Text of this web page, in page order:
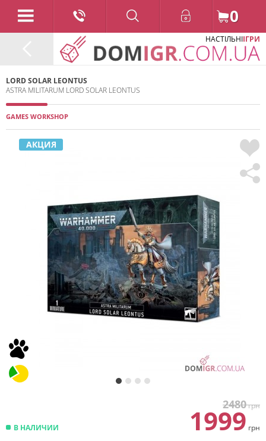
0
НАСТІЛЬНІІГРИ
LORD SOLAR LEONTUS
ASTRA MILITARUM LORD SOLAR LEONTUS
GAMES WORKSHOP
АКЦИЯ
В НАЛИЧИИ
2480грн
1999 грн